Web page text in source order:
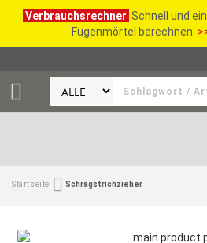
Verbrauchsrechner Schnell und
Fugenmörtel berechnen
Startseite Schrägstrichzieher